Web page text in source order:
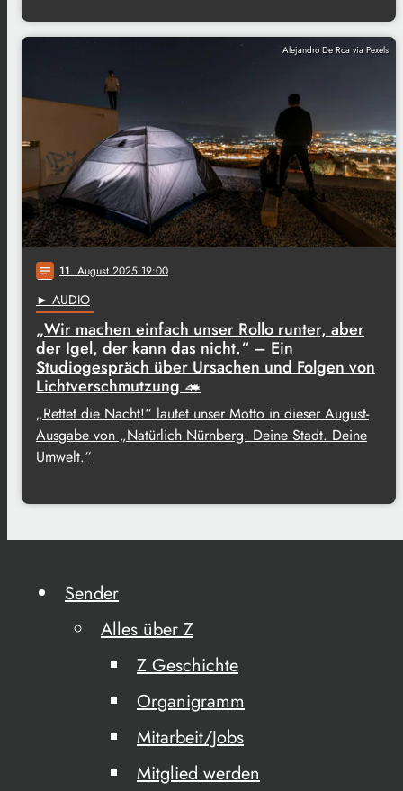
Alejandro De Roa via Pexels
notes 11. August 2025 19:00
► AUDIO
„Wir machen einfach unser Rollo runter, aber
der Igel, der kann das nicht.“ – Ein
Studiogespräch über Ursachen und Folgen von
Lichtverschmutzung 🦔
„Rettet die Nacht!“ lautet unser Motto in dieser August-
Ausgabe von „Natürlich Nürnberg. Deine Stadt. Deine
Umwelt.“
Sender
Alles über Z
Z Geschichte
Organigramm
Mitarbeit/Jobs
Mitglied werden